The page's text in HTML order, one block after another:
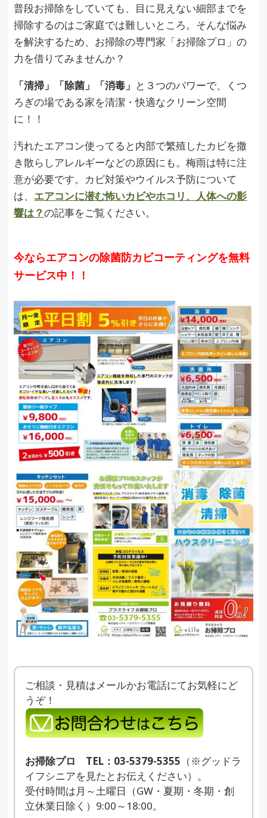
普段お掃除をしていても、目に見えない細部までを
掃除するのはご家庭では難しいところ。そんな悩み
を解決するため、お掃除の専門家「お掃除プロ」の
力を借りてみませんか？
「清掃」「除菌」「消毒」 と３つのパワーで、くつ
ろぎの場である家を清潔・快適なクリーン空間
に！！
汚れたエアコン使ってると内部で繁殖したカビを撒
き散らしアレルギーなどの原因にも。梅雨は特に注
意が必要です。カビ対策やウイルス予防について
は、 エアコンに潜む怖いカビやホコリ、人体への影
響は？の記事をご覧ください。
今ならエアコンの除菌防カビコーティングを無料
サービス中！！
ご相談・見積はメールかお電話にてお気軽にど
うぞ！
お掃除プロ TEL：03-5379-5355 （※グッドラ
イフシニアを見たとお伝えください）。
受付時間は月～土曜日（GW・夏期・冬期・創
立休業日除く）9:00～18:00。